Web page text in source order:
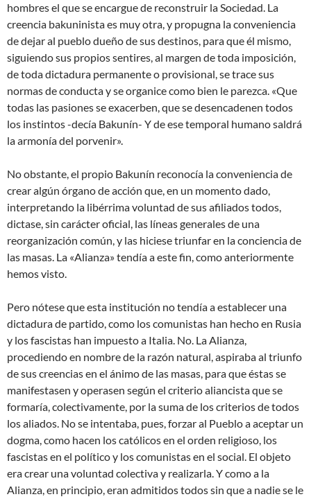
hombres el que se encargue de reconstruir la Sociedad. La
creencia bakuninista es muy otra, y propugna la conveniencia
de dejar al pueblo dueño de sus destinos, para que él mismo,
siguiendo sus propios sentires, al margen de toda imposición,
de toda dictadura permanente o provisional, se trace sus
normas de conducta y se organice como bien le parezca. «Que
todas las pasiones se exacerben, que se desencadenen todos
los instintos -decía Bakunín- Y de ese temporal humano saldrá
la armonía del porvenir».
No obstante, el propio Bakunín reconocía la conveniencia de
crear algún órgano de acción que, en un momento dado,
interpretando la libérrima voluntad de sus afiliados todos,
dictase, sin carácter oficial, las líneas generales de una
reorganización común, y las hiciese triunfar en la conciencia de
las masas. La «Alianza» tendía a este fin, como anteriormente
hemos visto.
Pero nótese que esta institución no tendía a establecer una
dictadura de partido, como los comunistas han hecho en Rusia
y los fascistas han impuesto a Italia. No. La Alianza,
procediendo en nombre de la razón natural, aspiraba al triunfo
de sus creencias en el ánimo de las masas, para que éstas se
manifestasen y operasen según el criterio aliancista que se
formaría, colectivamente, por la suma de los criterios de todos
los aliados. No se intentaba, pues, forzar al Pueblo a aceptar un
dogma, como hacen los católicos en el orden religioso, los
fascistas en el político y los comunistas en el social. El objeto
era crear una voluntad colectiva y realizarla. Y como a la
Alianza, en principio, eran admitidos todos sin que a nadie se le